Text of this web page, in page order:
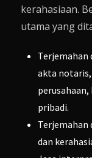
kerahasiaan.
utama yang
Terjemahan
akta
pribadi.
Terjemahan
dan